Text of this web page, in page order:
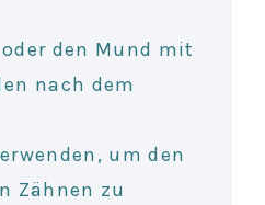
den Mund mit
nach dem
um den
Zähnen zu